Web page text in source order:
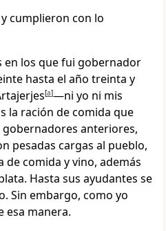
y cumplieron con lo
en los que fui gobernador
hasta el año treinta y
[a]—ni yo ni mis
la ración de comida que
gobernadores anteriores,
pesadas cargas al pueblo,
comida y vino, además
Hasta sus ayudantes se
Sin embargo, como yo
esa manera.